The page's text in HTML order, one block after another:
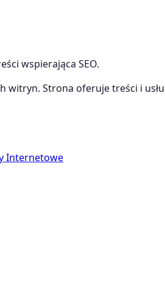
wspierająca SEO.
witryn. Strona oferuje treści i
Internetowe